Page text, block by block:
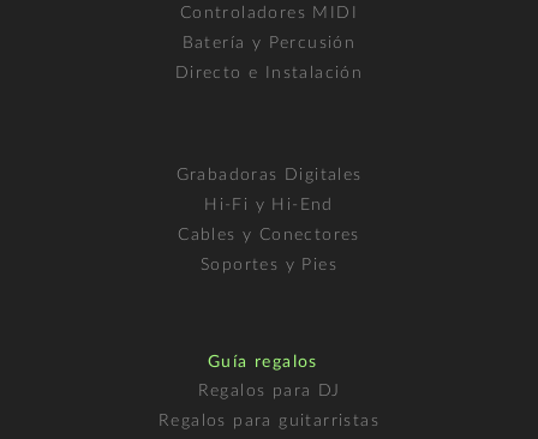
Controladores MIDI
Batería y Percusión
Directo e Instalación
Grabadoras Digitales
Hi-Fi y Hi-End
Cables y Conectores
Soportes y Pies
Guía regalos
Regalos para DJ
Regalos para guitarristas